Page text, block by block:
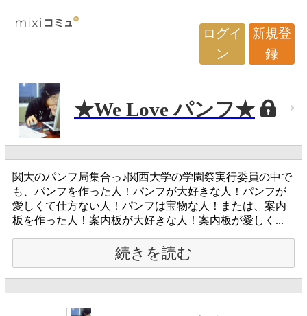
ログイ
ン
新規登
録
★We Love パンフ★
関大のパンフ局集合っ♪関西大学の学園祭実行委員の中で
も、パンフを作った人！パンフが大好きな人！パンフが
愛しくて仕方ない人！パンフは宝物な人！または、案内
板を作った人！案内板が大好きな人！案内板が愛しく...
続きを読む